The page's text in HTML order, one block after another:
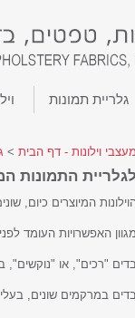
גלריית תמונות
מעצבי וילונות - דף הבית >
לגלריית התמונות
המיוצרים כיום,
מגוון האפשרויות העומד
"רכים", או "נוקשים",
במרקמים שונים, בעלי